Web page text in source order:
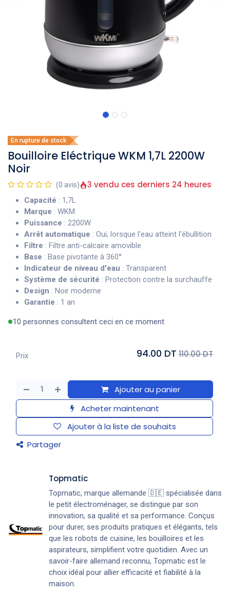
En rupture de stock
Bouilloire Eléctrique WKM 1,7L 2200W
Noir
(0 avis) 3 vendu ces derniers 24 heures
Capacité : 1,7L
Marque : WKM
Puissance : 2200W
Arrêt automatique : Oui, lorsque l'eau atteint l'ébullition
Filtre : Filtre anti-calcaire amovible
Base : Base pivotante à 360°
Indicateur de niveau d'eau : Transparent
Système de sécurité : Protection contre la surchauffe
Design : Noir moderne
Garantie : 1 an
10 personnes consultent ceci en ce moment
Ajouter au panier
Acheter maintenant
Ajouter à la liste de souhaits
Partager
Prix 94.00 DT 110.00 DT
Topmatic
Topmatic, marque allemande 🇩🇪 spécialisée dans
le petit électroménager, se distingue par son
innovation, sa qualité et sa performance. Conçus
pour durer, ses produits pratiques et élégants, tels
que les robots de cuisine, les bouilloires et les
aspirateurs, simplifient votre quotidien. Avec un
savoir-faire allemand reconnu, Topmatic est le
choix idéal pour allier efficacité et fiabilité à la
maison.